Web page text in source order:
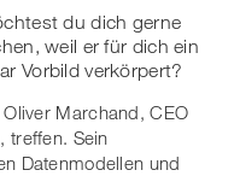
du dich gerne
weil er für dich ein
Vorbild verkörpert?
Marchand, CEO
treffen. Sein
Datenmodellen und